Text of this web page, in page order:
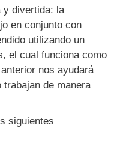
y divertida: la
en conjunto con
utilizando un
el cual funciona como
nos ayudará
trabajan de manera
siguientes